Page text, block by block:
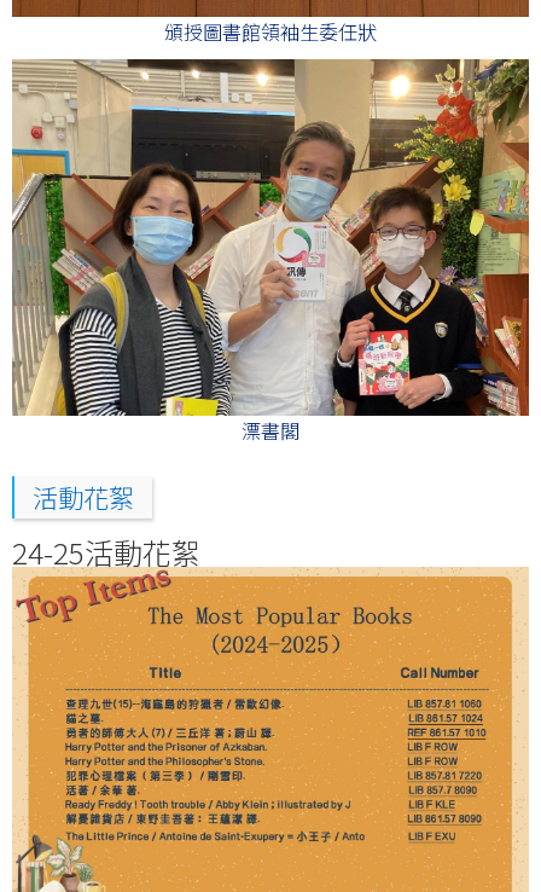
頒授圖書館領袖生委任狀
漂書閣
活動花絮
24-25活動花絮